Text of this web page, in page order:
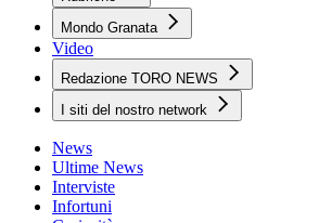
Mondo Granata
Video
Redazione TORO NEWS
I siti del nostro network
News
Ultime News
Interviste
Infortuni